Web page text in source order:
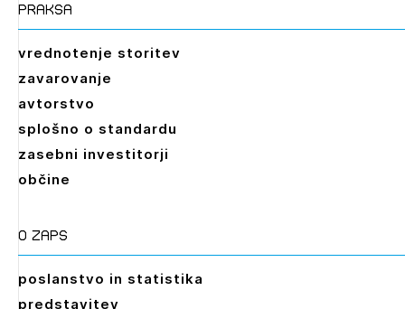
praksa
vrednotenje storitev
zavarovanje
avtorstvo
splošno o standardu
zasebni investitorji
občine
O zaps
poslanstvo in statistika
predstavitev